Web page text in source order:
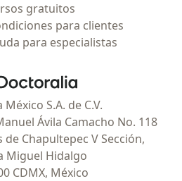
gratuitos
para clientes
para especialistas
Doctoralia - Página de inicio
S.A. de C.V.
Ávila Camacho No. 118
de Chapultepec V Sección,
Miguel Hidalgo
CDMX, México